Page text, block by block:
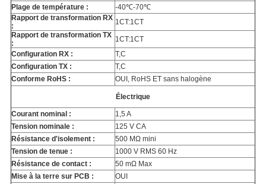
Plage de température :
-40℃-70℃
Rapport de transformation RX
:
1CT:1CT
Rapport de transformation TX
:
1CT:1CT
Configuration RX :
T,C
Configuration TX :
T,C
Conforme RoHS :
OUI, RoHS ET sans halogène
Électrique
Courant nominal :
1,5 A
Tension nominale :
125 V CA
Résistance d'isolement :
500 MΩ mini
Tension de tenue :
1000 V RMS 60 Hz
Résistance de contact :
50 mΩ Max
Mise à la terre sur PCB :
OUI